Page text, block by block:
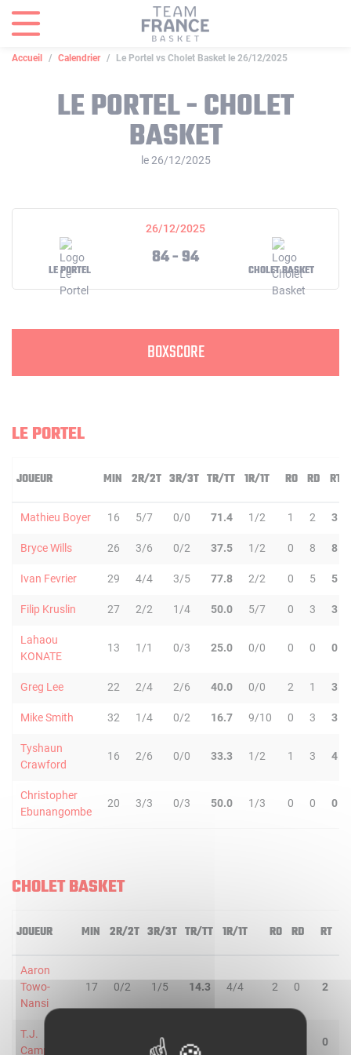
Accueil Calendrier Le Portel vs Cholet Basket le 26/12/2025
LE PORTEL - CHOLET
BASKET
le 26/12/2025
26/12/2025
LE PORTEL
84 - 94
CHOLET BASKET
BOXSCORE
LE PORTEL
JOUEUR MIN 2R/2T 3R/3T TR/TT 1R/1T RO RD RT
Mathieu Boyer 16 5/7 0/0 71.4 1/2 1 2 3
Bryce Wills 26 3/6 0/2 37.5 1/2 0 8 8
Ivan Fevrier 29 4/4 3/5 77.8 2/2 0 5 5
Filip Kruslin 27 2/2 1/4 50.0 5/7 0 3 3
Lahaou
KONATE
13 1/1 0/3 25.0 0/0 0 0 0
Greg Lee 22 2/4 2/6 40.0 0/0 2 1 3
Mike Smith 32 1/4 0/2 16.7 9/10 0 3 3
Tyshaun
Crawford
16 2/6 0/0 33.3 1/2 1 3 4
Christopher
Ebunangombe
20 3/3 0/3 50.0 1/3 0 0 0
CHOLET BASKET
JOUEUR MIN 2R/2T 3R/3T TR/TT 1R/1T RO RD RT
Aaron
Towo-
Nansi
17 0/2 1/5 14.3 4/4 2 0 2
T.J.
Campbell
0/2 - 0
Panneau de gestion des cookies